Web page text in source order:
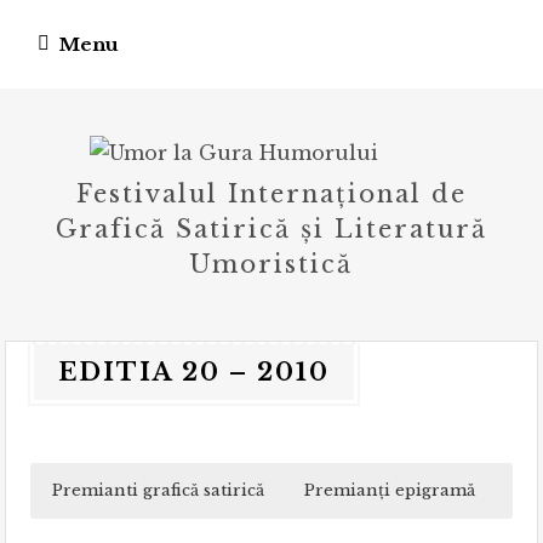
Menu
Festivalul Internațional de
Grafică Satirică și Literatură
Umoristică
EDITIA 20 – 2010
Premianti grafică satirică Premianți epigramă